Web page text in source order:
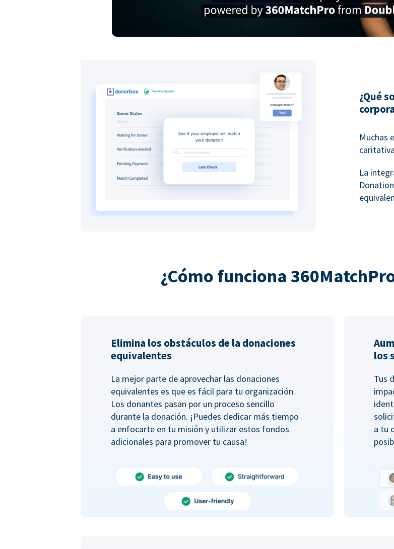
¿Qué
Muchas
La
¿Cómo funciona
Elimina los obstáculos de la donaciones
equivalentes
La mejor parte de aprovechar las donaciones
equivalentes es que es fácil para tu organización.
Los donantes pasan por un proceso sencillo
durante la donación. ¡Puedes dedicar más tiempo
a enfocarte en tu misión y utilizar estos fondos
adicionales para promover tu causa!
los
Tus
a tu